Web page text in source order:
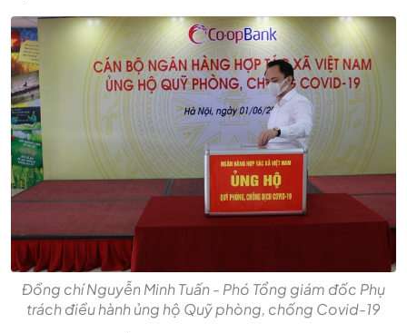
Đồng chí Nguyễn Minh Tuấn - Phó Tổng giám đốc Phụ
trách điều hành ủng hộ Quỹ phòng, chống Covid-19